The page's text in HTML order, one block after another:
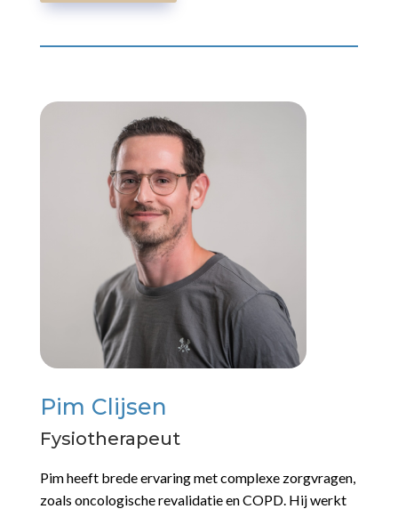
Pim Clijsen
Fysiotherapeut
Pim heeft brede ervaring met complexe zorgvragen,
zoals oncologische revalidatie en COPD. Hij werkt